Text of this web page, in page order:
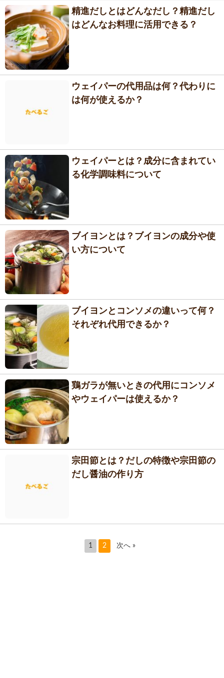
精進だしとはどんなだし？精進だし
はどんなお料理に活用できる？
ウェイパーの代用品は何？代わりに
は何が使えるか？
ウェイパーとは？成分に含まれてい
る化学調味料について
ブイヨンとは？ブイヨンの成分や使
い方について
ブイヨンとコンソメの違いって何？
それぞれ代用できるか？
鶏ガラが無いときの代用にコンソメ
やウェイパーは使えるか？
宗田節とは？だしの特徴や宗田節の
だし醤油の作り方
1 2 次へ »